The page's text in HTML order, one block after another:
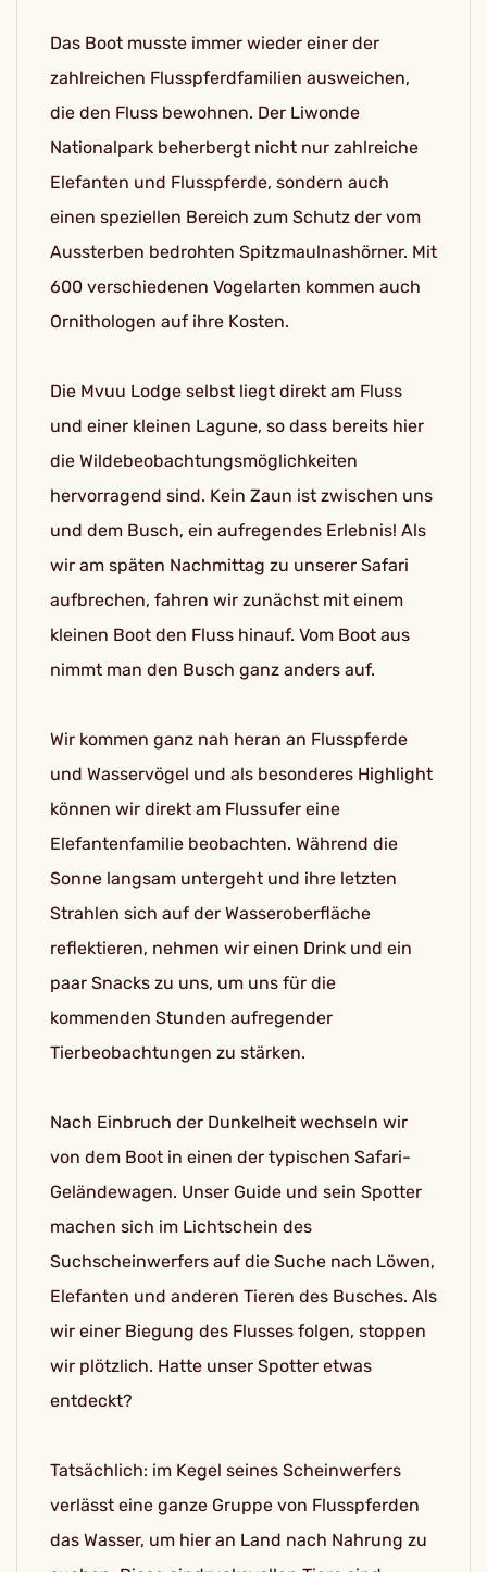
Das Boot musste immer wieder einer der
zahlreichen Flusspferdfamilien ausweichen,
die den Fluss bewohnen. Der Liwonde
Nationalpark beherbergt nicht nur zahlreiche
Elefanten und Flusspferde, sondern auch
einen speziellen Bereich zum Schutz der vom
Aussterben bedrohten Spitzmaulnashörner. Mit
600 verschiedenen Vogelarten kommen auch
Ornithologen auf ihre Kosten.
Die Mvuu Lodge selbst liegt direkt am Fluss
und einer kleinen Lagune, so dass bereits hier
die Wildebeobachtungsmöglichkeiten
hervorragend sind. Kein Zaun ist zwischen uns
und dem Busch, ein aufregendes Erlebnis! Als
wir am späten Nachmittag zu unserer Safari
aufbrechen, fahren wir zunächst mit einem
kleinen Boot den Fluss hinauf. Vom Boot aus
nimmt man den Busch ganz anders auf.
Wir kommen ganz nah heran an Flusspferde
und Wasservögel und als besonderes Highlight
können wir direkt am Flussufer eine
Elefantenfamilie beobachten. Während die
Sonne langsam untergeht und ihre letzten
Strahlen sich auf der Wasseroberfläche
reflektieren, nehmen wir einen Drink und ein
paar Snacks zu uns, um uns für die
kommenden Stunden aufregender
Tierbeobachtungen zu stärken.
Nach Einbruch der Dunkelheit wechseln wir
von dem Boot in einen der typischen Safari-
Geländewagen. Unser Guide und sein Spotter
machen sich im Lichtschein des
Suchscheinwerfers auf die Suche nach Löwen,
Elefanten und anderen Tieren des Busches. Als
wir einer Biegung des Flusses folgen, stoppen
wir plötzlich. Hatte unser Spotter etwas
entdeckt?
Tatsächlich: im Kegel seines Scheinwerfers
verlässt eine ganze Gruppe von Flusspferden
das Wasser, um hier an Land nach Nahrung zu